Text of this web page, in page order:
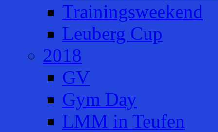
Trainingsweekend
Leuberg Cup
2018
GV
Gym Day
LMM in Teufen